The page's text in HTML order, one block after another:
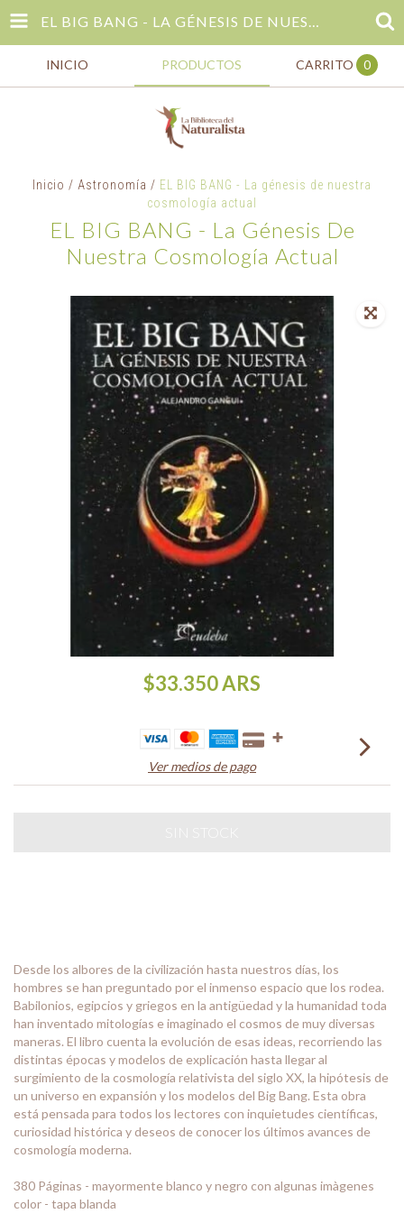
EL BIG BANG - LA GÉNESIS DE NUESTRA COSMOLOGÍA ACTUAL
INICIO PRODUCTOS CARRITO 0
Inicio / Astronomía / EL BIG BANG - La génesis de nuestra
cosmología actual
EL BIG BANG - La Génesis De
Nuestra Cosmología Actual
$33.350ARS
Ver medios de pago
Desde los albores de la civilización hasta nuestros días, los
hombres se han preguntado por el inmenso espacio que los rodea.
Babilonios, egipcios y griegos en la antigüedad y la humanidad toda
han inventado mitologías e imaginado el cosmos de muy diversas
maneras. El libro cuenta la evolución de esas ideas, recorriendo las
distintas épocas y modelos de explicación hasta llegar al
surgimiento de la cosmología relativista del siglo XX, la hipótesis de
un universo en expansión y los modelos del Big Bang. Esta obra
está pensada para todos los lectores con inquietudes científicas,
curiosidad histórica y deseos de conocer los últimos avances de
cosmología moderna.
380 Páginas - mayormente blanco y negro con algunas imàgenes
color - tapa blanda